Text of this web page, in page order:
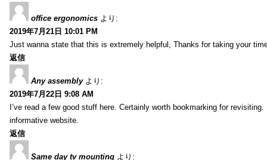
office ergonomics より:
2019年7月21日 10:01 PM
Just wanna state that this is extremely helpful, Thanks for taking your
返信
Any assembly より:
2019年7月22日 9:08 AM
I’ve read a few good stuff here. Certainly worth bookmarking for
informative website.
返信
Same day tv mounting より: